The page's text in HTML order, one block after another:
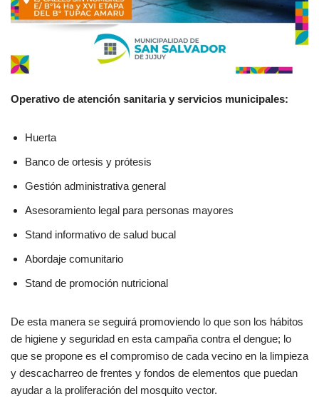
Operativo de atención sanitaria y servicios municipales:
Huerta
Banco de ortesis y prótesis
Gestión administrativa general
Asesoramiento legal para personas mayores
Stand informativo de salud bucal
Abordaje comunitario
Stand de promoción nutricional
De esta manera se seguirá promoviendo lo que son los hábitos
de higiene y seguridad en esta campaña contra el dengue; lo
que se propone es el compromiso de cada vecino en la limpieza
y descacharreo de frentes y fondos de elementos que puedan
ayudar a la proliferación del mosquito vector.